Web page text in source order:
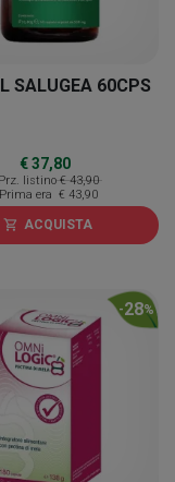
SALUGEA 60CPS
€ 37,80
Prz. listino € 43,90
Prima era € 43,90
shopping_cart ACQUISTA
-28%